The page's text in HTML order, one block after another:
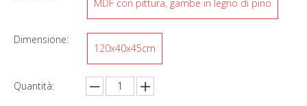
MDF con pittura, gambe in legno di pino
Dimensione:
120x40x45cm
Quantità: